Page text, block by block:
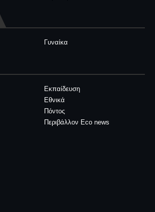
Γυναίκα
Εκπαίδευση
Εθνικά
Πόντος
Περιβάλλον Eco news